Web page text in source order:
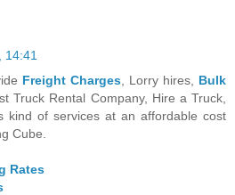
14:41
Freight Charges , Lorry hires, Bulk
Truck Rental Company, Hire a Truck,
kind of services at an affordable cost
Cube.
Rates